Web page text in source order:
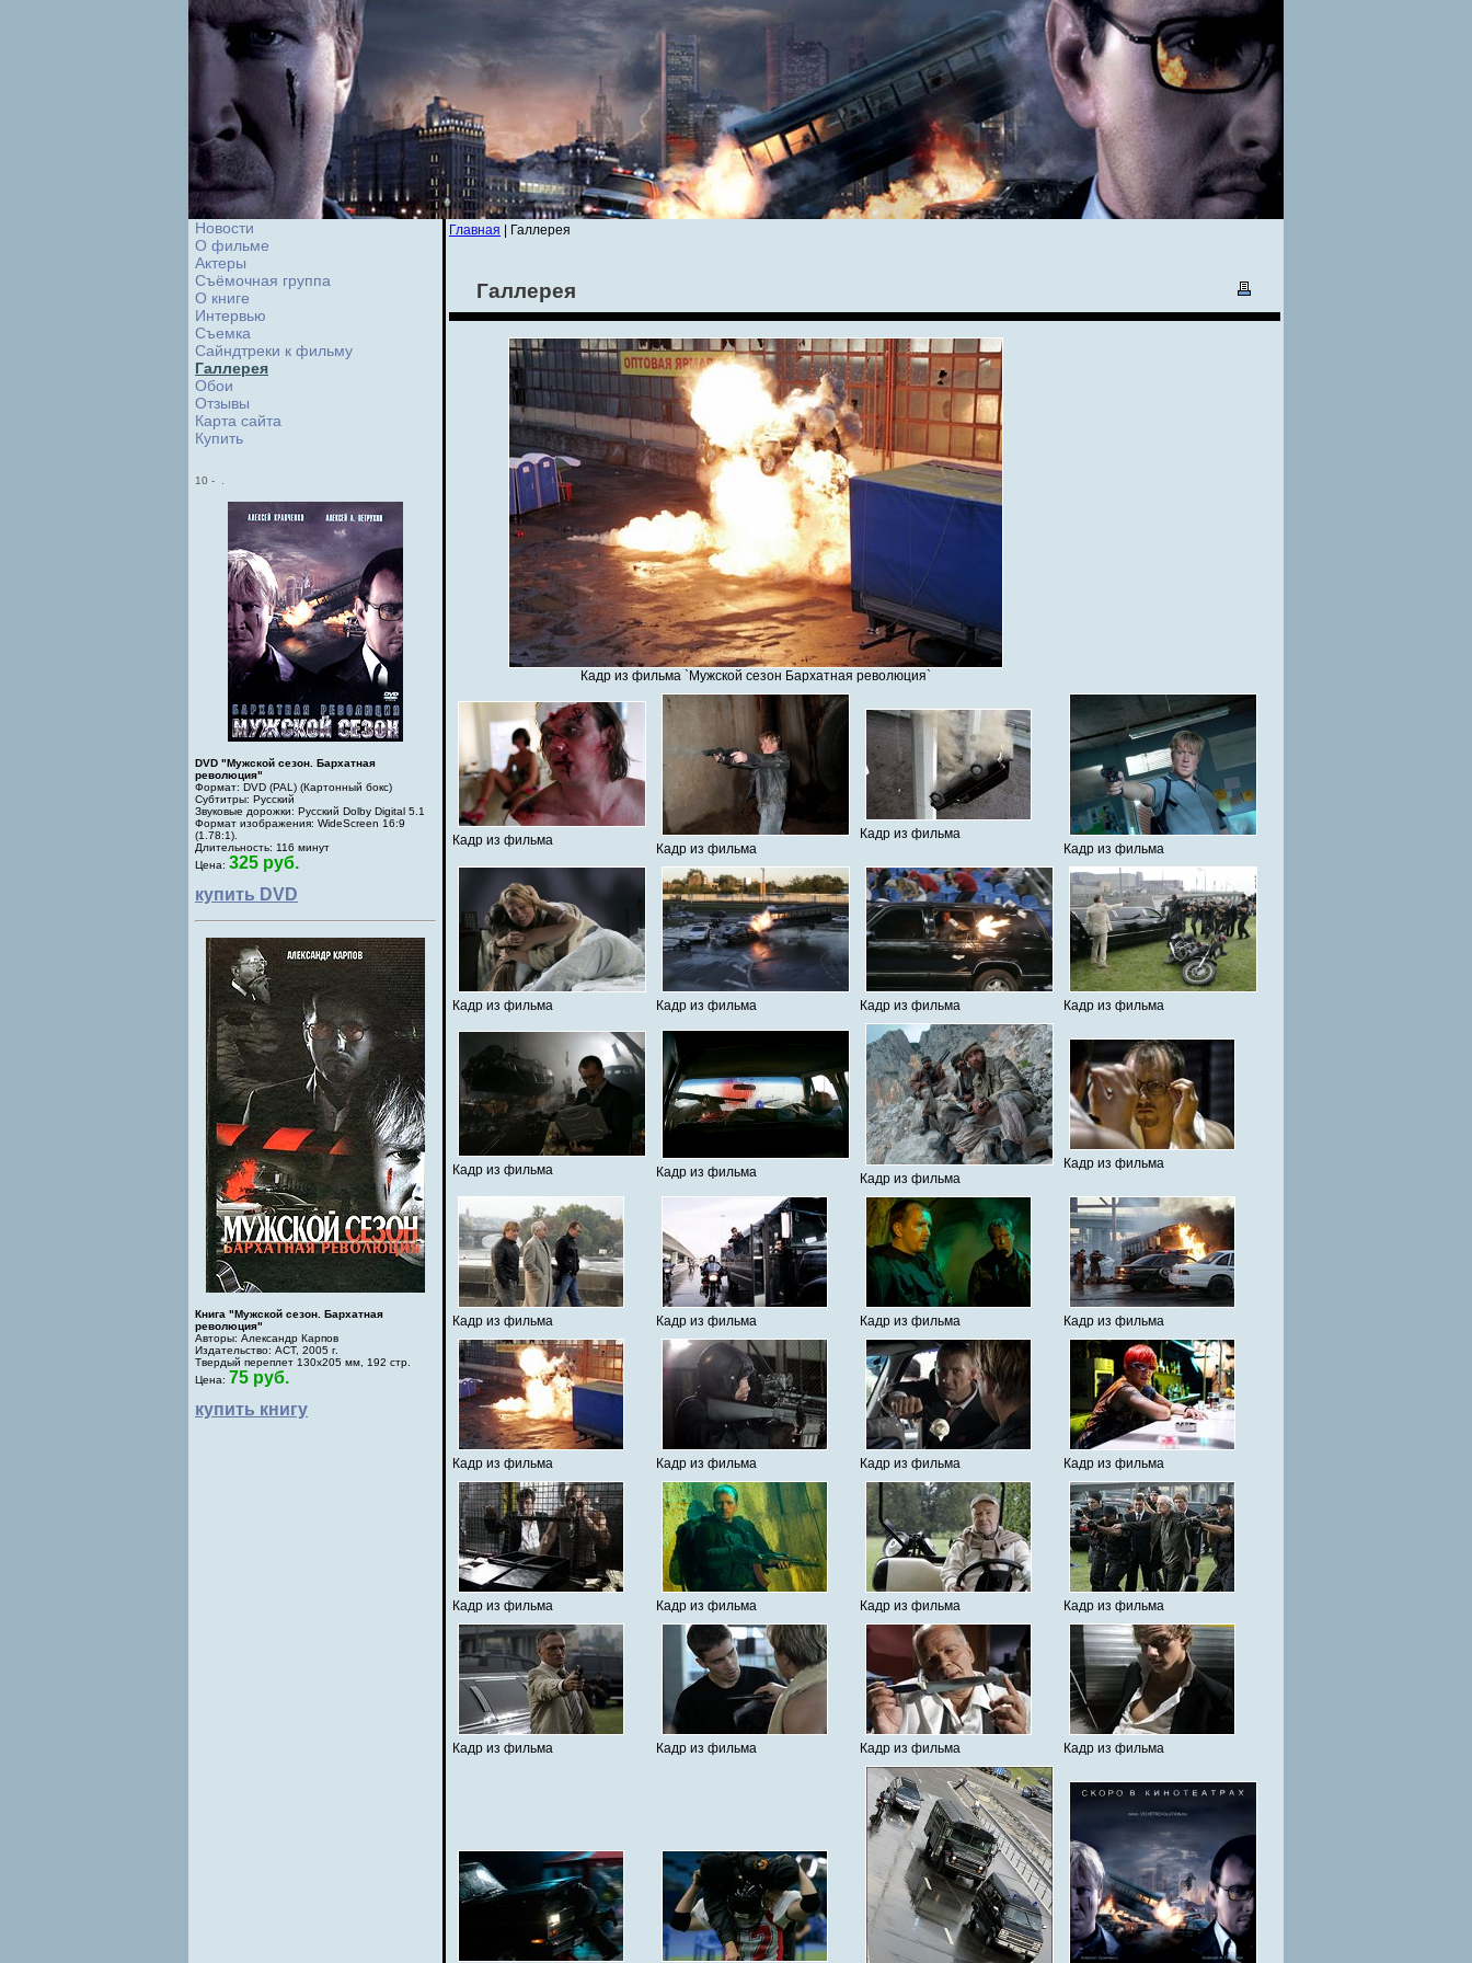
Новости
О фильме
Актеры
Съёмочная группа
О книге
Интервью
Cъемка
Сайндтреки к фильму
Галлерея
Обои
Отзывы
Карта сайта
Купить
10 -
DVD "Мужской сезон. Бархатная
революция"
Формат: DVD (PAL) (Картонный бокс)
Субтитры: Русский
Звуковые дорожки: Русский Dolby Digital 5.1
Формат изображения: WideScreen 16:9
(1.78:1).
Длительность: 116 минут
Цена: 325 руб.
купить DVD
Книга "Мужской сезон. Бархатная
революция"
Авторы: Александр Карпов
Издательство: АСТ, 2005 г.
Твердый переплет 130х205 мм, 192 стр.
Цена: 75 руб.
купить книгу
Главная | Галлерея
Галлерея
Кадр из фильма `Мужской сезон Бархатная революция`
Кадр из фильма
Кадр из фильма
Кадр из фильма
Кадр из фильма
Кадр из фильма Кадр из фильма Кадр из фильма Кадр из фильма
Кадр из фильма Кадр из фильма Кадр из фильма
Кадр из фильма
Кадр из фильма Кадр из фильма Кадр из фильма Кадр из фильма
Кадр из фильма Кадр из фильма Кадр из фильма Кадр из фильма
Кадр из фильма Кадр из фильма Кадр из фильма Кадр из фильма
Кадр из фильма Кадр из фильма Кадр из фильма Кадр из фильма